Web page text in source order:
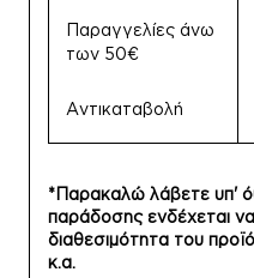
Παραγγελίες άνω
των 50€
Αντικαταβολή
*Παρακαλώ λάβετε υπ'
παράδοσης ενδέχεται
διαθεσιμότητα του
κ.α.